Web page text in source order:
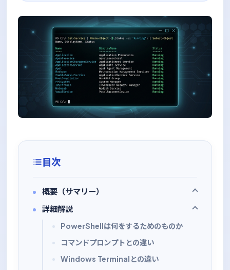
目次
概要（サマリー）
詳細解説
PowerShellは何をするためのものか
コマンドプロンプトとの違い
Windows Terminalとの違い